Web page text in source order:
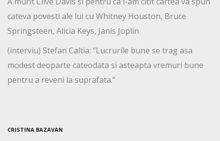
cateva povesti ale lui cu Whitney Houston, Bruce
Springsteen, Alicia Keys, Janis Joplin
(interviu) Stefan Caltia: “Lucrurile bune se trag asa
modest deoparte cateodata si asteapta vremuri bune
pentru a reveni la suprafata.”
CRISTINA BAZAVAN